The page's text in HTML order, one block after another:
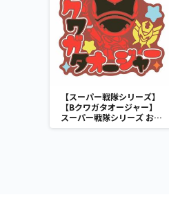
【スーパー戦隊シリーズ】
【Bクワガタオージャー】
スーパー戦隊シリーズ おな
まえラバーバッジvol.1